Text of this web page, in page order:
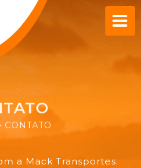
CONTATO
a Mack Transportes.